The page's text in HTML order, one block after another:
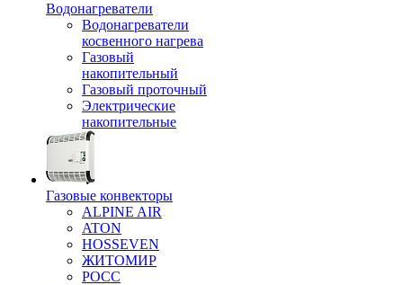
Водонагреватели
Водонагреватели
косвенного нагрева
Газовый
накопительный
Газовый проточный
Электрические
накопительные
Газовые конвекторы
ALPINE AIR
ATON
HOSSEVEN
ЖИТОМИР
РОСС